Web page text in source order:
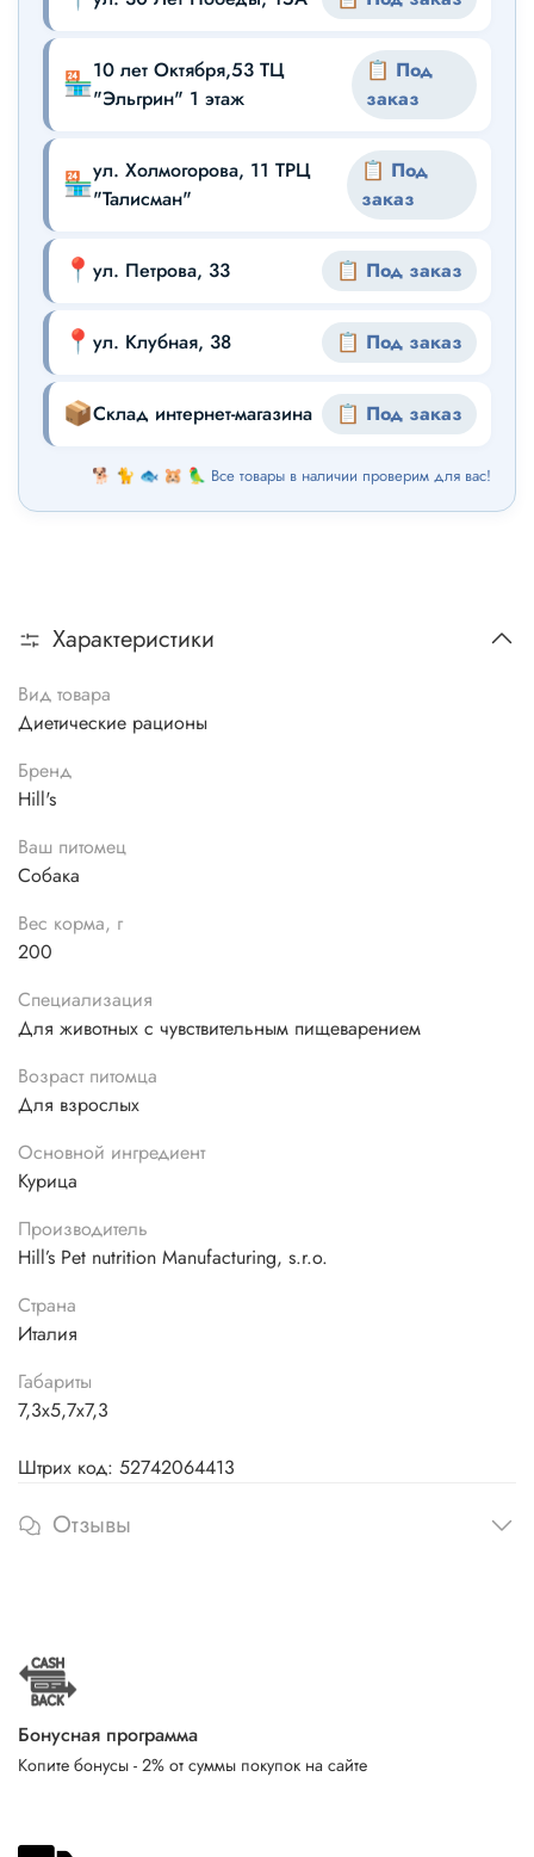
🏪10 лет Октября,53 ТЦ
"Эльгрин" 1 этаж
📋 Под
заказ
🏪ул. Холмогорова, 11 ТРЦ
"Талисман"
📋 Под
заказ
📍 ул. Петрова, 33 📋 Под заказ
📍 ул. Клубная, 38 📋 Под заказ
📦Склад интернет-магазина 📋 Под заказ
🐕 🐈 🐟 🐹 🦜 Все товары в наличии проверим для вас!
Характеристики
Вид товара
Диетические рационы
Бренд
Hill's
Ваш питомец
Собака
Вес корма, г
200
Специализация
Для животных с чувствительным пищеварением
Возраст питомца
Для взрослых
Основной ингредиент
Курица
Производитель
Hill’s Pet nutrition Manufacturing, s.r.o.
Страна
Италия
Габариты
7,3х5,7х7,3
Штрих код: 52742064413
Отзывы
Бонусная программа
Копите бонусы - 2% от суммы покупок на сайте